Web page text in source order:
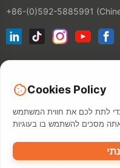
+86-(0)592-5885991
©2026 XIAMEN HANIN
Cookies Policy
לתת לכם את חווית המשתמש